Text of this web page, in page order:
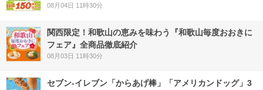
08月04日 11時30分
関西限定！和歌山の恵みを味わう『和歌山毎度おおきに
フェア』全商品徹底紹介
08月03日 11時30分
セブン‐イレブン「からあげ棒」「アメリカンドッグ」3